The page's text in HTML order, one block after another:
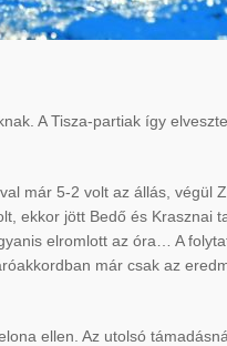
A Tisza-partiak így
már 5-2 volt az állás, végül
ekkor jött Bedő és Krasznai
elromlott az óra… A
már csak az
ellen. Az utolsó